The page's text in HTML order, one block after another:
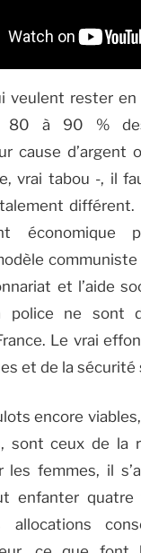
veulent rester
80 à 90 %
cause d’argent
vrai tabou -, il
différent.
économique
et l’aide
police ne sont
Le vrai
et de la sécurité
encore
sont ceux de la
les femmes, il
enfanter
allocations